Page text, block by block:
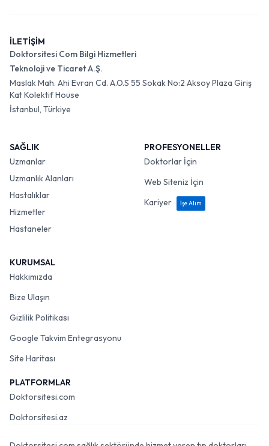
İLETİŞİM
Doktorsitesi Com Bilgi Hizmetleri
Teknoloji ve Ticaret A.Ş.
Maslak Mah. Ahi Evran Cd. A.O.S 55 Sokak No:2 Aksoy Plaza Giriş
Kat Kolektif House
İstanbul, Türkiye
SAĞLIK
Uzmanlar
Uzmanlık Alanları
Hastalıklar
Hizmetler
Hastaneler
PROFESYONELLER
Doktorlar İçin
Web Siteniz İçin
Kariyer
İşe Alım
KURUMSAL
Hakkımızda
Bize Ulaşın
Gizlilik Politikası
Google Takvim Entegrasyonu
Site Haritası
PLATFORMLAR
Doktorsitesi.com
Doktorsitesi.az